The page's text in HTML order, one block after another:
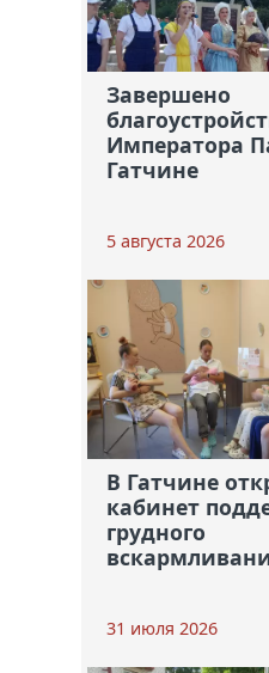
Завершено
Императора
Гатчине
5 августа 2026
В Гатчине
кабинет
грудного
31 июля 2026